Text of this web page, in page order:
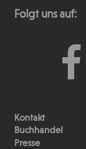
Folgt uns auf:
Kontakt
Buchhandel
Presse